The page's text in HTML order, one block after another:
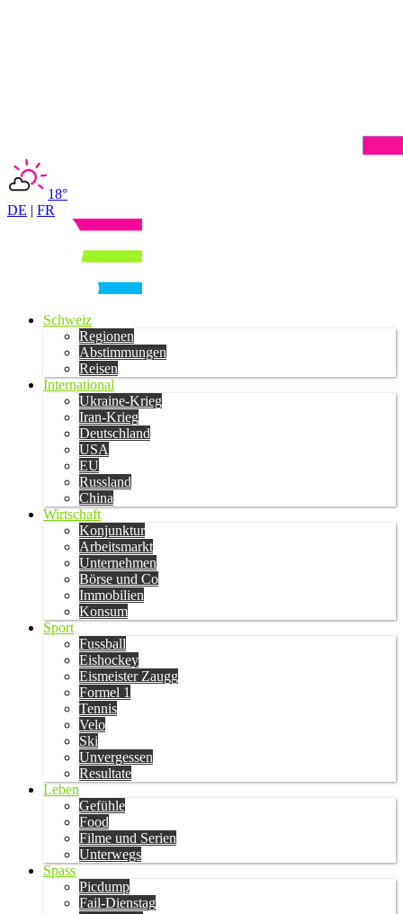
18°
DE | FR
Schweiz
Regionen
Abstimmungen
Reisen
International
Ukraine-Krieg
Iran-Krieg
Deutschland
USA
EU
Russland
China
Wirtschaft
Konjunktur
Arbeitsmarkt
Unternehmen
Börse und Co
Immobilien
Konsum
Sport
Fussball
Eishockey
Eismeister Zaugg
Formel 1
Tennis
Velo
Ski
Unvergessen
Resultate
Leben
Gefühle
Food
Filme und Serien
Unterwegs
Spass
Picdump
Fail-Dienstag